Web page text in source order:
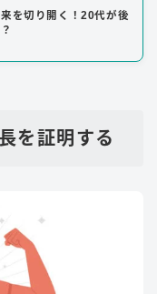
を切り開く！20代が後
を証明する